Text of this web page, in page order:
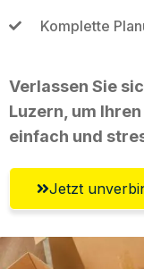
Komplette
Verlassen Sie
Luzern, um
einfach und
Jetzt